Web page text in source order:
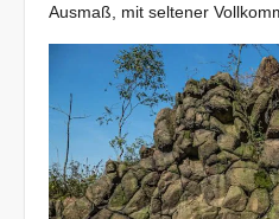
Ausmaß, mit seltener